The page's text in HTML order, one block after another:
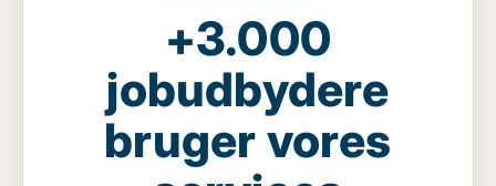
+3.000
jobudbydere
bruger vores